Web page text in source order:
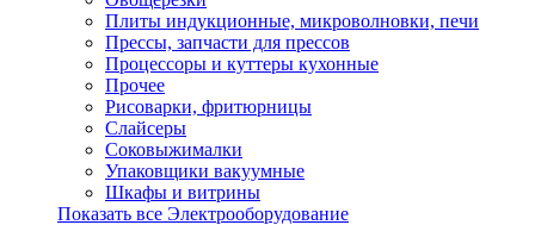
Плиты индукционные, микроволновки, печи
Прессы, запчасти для прессов
Процессоры и куттеры кухонные
Прочее
Рисоварки, фритюрницы
Слайсеры
Соковыжималки
Упаковщики вакуумные
Шкафы и витрины
Показать все Электрооборудование